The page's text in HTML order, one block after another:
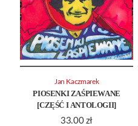
PIOSENKI ZAŚPIEWANE
[CZĘŚĆ I ANTOLOGII]
33.00 zł
Jan Kaczmarek